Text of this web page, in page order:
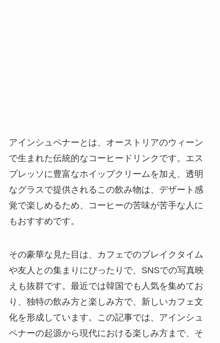
アインシュペナーとは、オーストリアのウィーン
で生まれた伝統的なコーヒードリンクです。エス
プレッソに豊富なホイップクリームを加え、透明
なグラスで提供されるこの飲み物は、デザート感
覚で楽しめるため、コーヒーの苦味が苦手な人に
もおすすめです。
その豪華な見た目は、カフェでのブレイクタイム
や友人との集まりにぴったりで、SNSでの写真映
えも抜群です。最近では韓国でも人気を集めてお
り、独特の飲み方と楽しみ方で、新しいカフェ文
化を形成しています。この記事では、アインシュ
ペナーの起源から現代における楽しみ方まで、そ